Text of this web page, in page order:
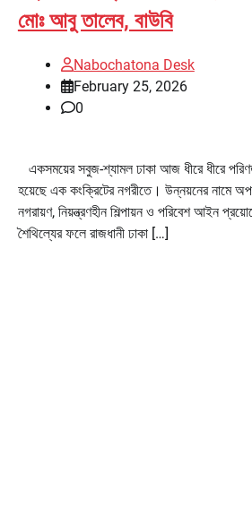
মোঃ আবু তালেব, বাউবি
Nabochatona Desk
February 25, 2026
0
একসময়ের সবুজ-শ্যামল ঢাকা আজ ধীরে ধীরে
হয়েছে এক কংক্রিটের নগরীতে। উন্নয়নের নামে
নগরায়ণ, নিয়ন্ত্রণহীন শিল্পায়ন ও পরিবেশ আইন
শৈথিল্যের ফলে রাজধানী ঢাকা […]